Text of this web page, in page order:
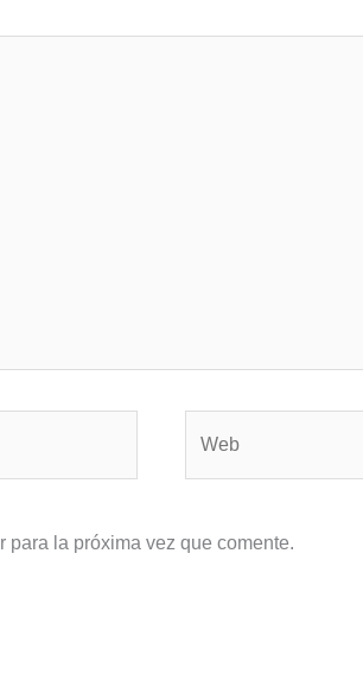
para la próxima vez que comente.